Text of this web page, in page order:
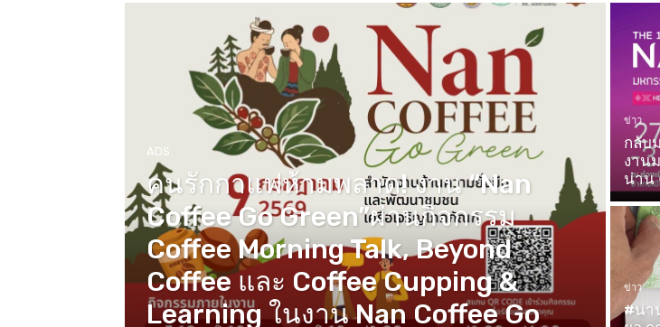
ADS
คนรักกาแฟห้ามพลาด! งาน “Nan
Coffee Go Green”ผ่านกิจกรรม
Coffee Morning Talk, Beyond
Coffee และ Coffee Cupping &
Learning ในงาน Nan Coffee Go
ข่าว
กลับ
งาน
น่าน
ข่าว
#น่า